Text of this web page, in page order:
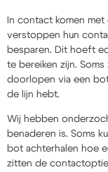
In contact komen
verstoppen hun
besparen. Dit hoeft
te bereiken zijn.
doorlopen via een
de lijn hebt.
Wij hebben
benaderen is. Soms
bot achterhalen hoe
zitten de